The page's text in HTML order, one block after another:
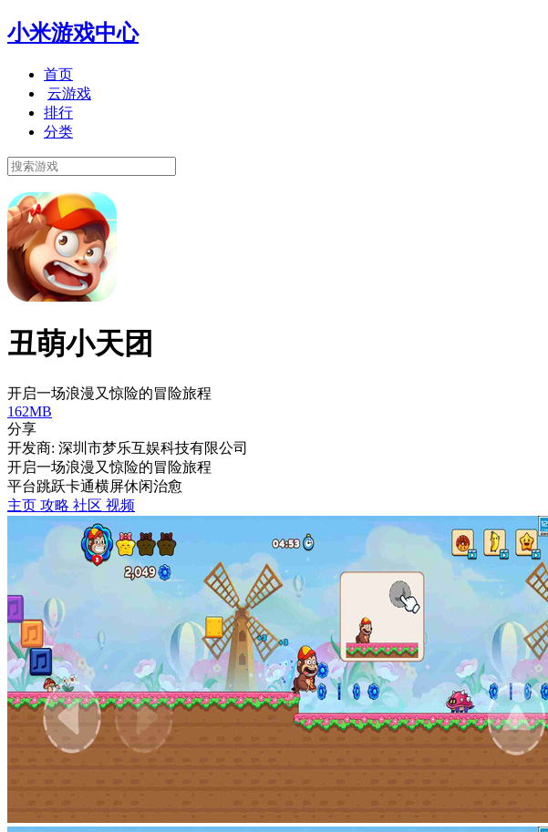
小米游戏中心
首页
云游戏
排行
分类
丑萌小天团
开启一场浪漫又惊险的冒险旅程
162MB
分享
开发商: 深圳市梦乐互娱科技有限公司
开启一场浪漫又惊险的冒险旅程
平台跳跃卡通横屏休闲治愈
主页 攻略 社区 视频